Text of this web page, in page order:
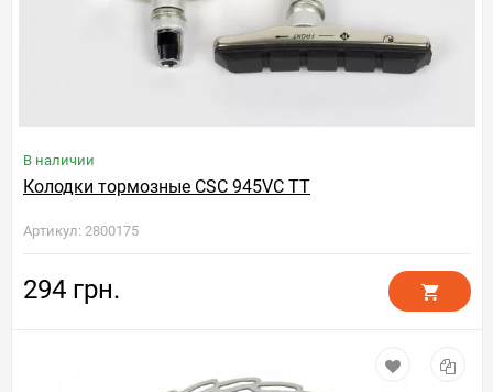
В наличии
Колодки тормозные CSC 945VC TT
Артикул: 2800175
294 грн.